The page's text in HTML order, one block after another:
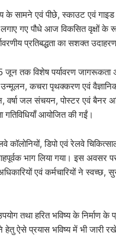
एवं पीछे, स्काउट एवं गाइड
गए पौधे आज विकसित वृक्षों के
प्रतिबद्धता का सशक्त
जून तक विशेष पर्यावरण जागरूकता
कचरा पृथक्करण एवं
जल संचयन, पोस्टर एवं बैनर
आयोजित की गईं।
डिपो एवं रेलवे
भाग लिया गया। इस
एवं कर्मचारियों ने स्वच्छ,
तथा हरित भविष्य के निर्माण के
हेतु ऐसे प्रयास भविष्य में भी जारी